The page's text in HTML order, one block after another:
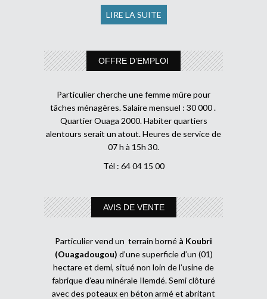
LIRE LA SUITE
OFFRE D’EMPLOI
Particulier cherche une femme mûre pour
tâches ménagères. Salaire mensuel : 30 000 .
Quartier Ouaga 2000. Habiter quartiers
alentours serait un atout. Heures de service de
07 h à 15h 30.
Tél : 64 04 15 00
AVIS DE VENTE
Particulier vend un terrain borné à Koubri
(Ouagadougou) d’une superficie d’un (01)
hectare et demi, situé non loin de l’usine de
fabrique d’eau minérale Ilemdé. Semi clôturé
avec des poteaux en béton armé et abritant